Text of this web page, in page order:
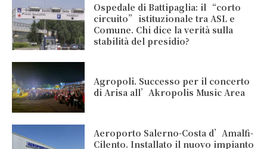
Ospedale di Battipaglia: il “corto
circuito” istituzionale tra ASL e
Comune. Chi dice la verità sulla
stabilità del presidio?
Agropoli. Successo per il concerto
di Arisa all’Akropolis Music Area
Aeroporto Salerno-Costa d’Amalfi-
Cilento. Installato il nuovo impianto